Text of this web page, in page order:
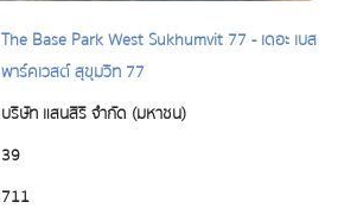
The Base Park West Sukhumvit 77 - เดอะ เบส
พาร์คเวสต์ สุขุมวิท 77
บริษัท แสนสิริ จำกัด (มหาชน)
39
711